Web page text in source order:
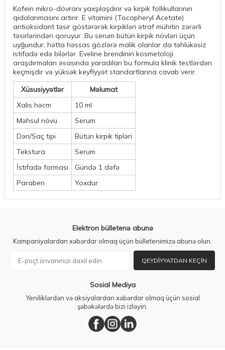
Kofein mikro-dövranı yaxşılaşdırır və kirpik follikullarının
qidalanmasını artırır. E vitamini (Tocopheryl Acetate)
antioksidant təsir göstərərək kirpikləri ətraf mühitin zərərli
təsirlərindən qoruyur. Bu serum bütün kirpik növləri üçün
uyğundur, hətta həssas gözlərə malik olanlar da təhlükəsiz
istifadə edə bilərlər. Eveline brendinin kosmetoloji
araşdırmaları əsasında yaradılan bu formula klinik testlərdən
keçmişdir və yüksək keyfiyyət standartlarına cavab verir.
Xüsusiyyətlər
Məlumat
Xalis həcm
10 ml
Məhsul növü
Serum
Dəri/Saç tipi
Bütün kirpik tipləri
Tekstura
Serum
İstifadə forması
Gündə 1 dəfə
Paraben
Yoxdur
Elektron bülletenə abunə
Kampaniyalardan xəbərdar olmaq üçün bülletenimizə abunə olun.
QEYDIYYATDAN KEÇIN
Sosial Mediya
Yeniliklərdən və aksiyalardan xəbərdar olmaq üçün sosial
şəbəkələrdə bizi izləyin.